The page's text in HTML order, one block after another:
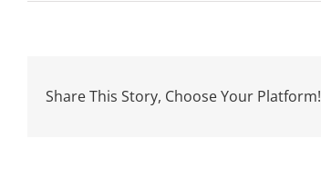
Share This Story, Choose Your Platform!